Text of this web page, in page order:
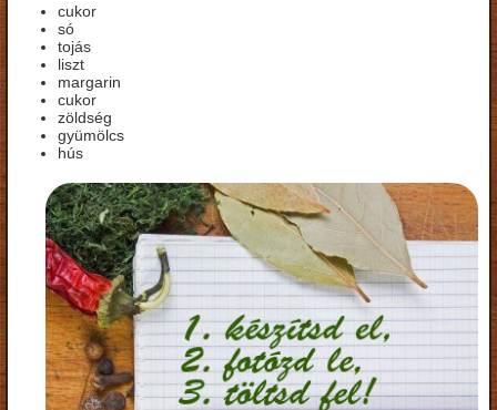
cukor
só
tojás
liszt
margarin
cukor
zöldség
gyümölcs
hús